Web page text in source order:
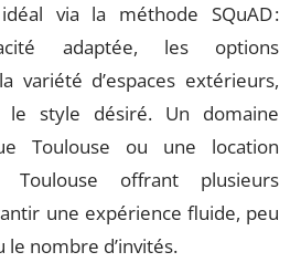
via la méthode SQuAD :
adaptée, les options
variété d’espaces extérieurs,
le style désiré. Un domaine
Toulouse ou une location
Toulouse offrant plusieurs
une expérience fluide, peu
nombre d’invités.